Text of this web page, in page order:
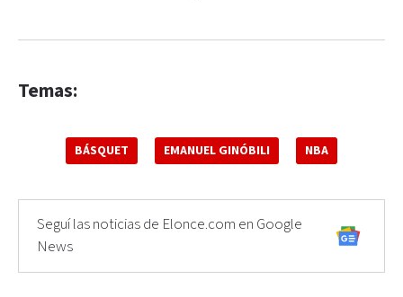
Temas:
BÁSQUET EMANUEL GINÓBILI NBA
Seguí las noticias de Elonce.com en Google
News